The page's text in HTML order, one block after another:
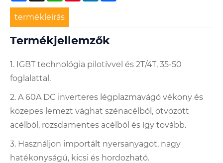
termékleírás
Termékjellemzők
1. IGBT technológia pilotívvel és 2T/4T, 35-50
foglalattal.
2. A 60A DC inverteres légplazmavágó vékony és
közepes lemezt vághat szénacélból, ötvözött
acélból, rozsdamentes acélból és így tovább.
3. Használjon importált nyersanyagot, nagy
hatékonyságú, kicsi és hordozható.